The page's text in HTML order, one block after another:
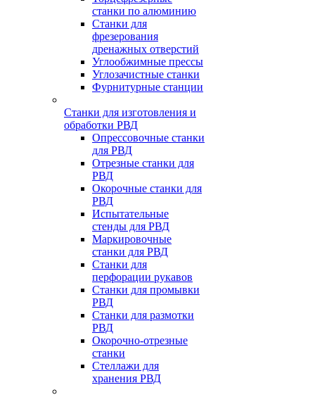
станки по алюминию
Станки для
фрезерования
дренажных отверстий
Углообжимные прессы
Углозачистные станки
Фурнитурные станции
Станки для изготовления и
обработки РВД
Опрессовочные станки
для РВД
Отрезные станки для
РВД
Окорочные станки для
РВД
Испытательные
стенды для РВД
Маркировочные
станки для РВД
Станки для
перфорации рукавов
Станки для промывки
РВД
Станки для размотки
РВД
Окорочно-отрезные
станки
Стеллажи для
хранения РВД